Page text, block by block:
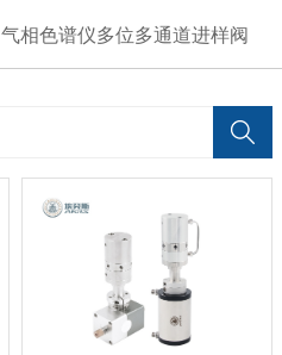
气相色谱仪多位多通道进样阀